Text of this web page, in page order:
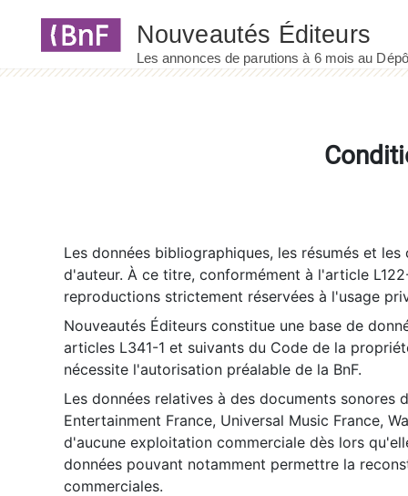
Les données bibliographiques, les résumés et
d'auteur. À ce titre, conformément à l'article
reproductions strictement réservées à l'usage
Nouveautés Éditeurs constitue une base de
articles L341-1 et suivants du Code de la
nécessite l'autorisation préalable de la BnF.
Les données relatives à des documents sonores
Entertainment France, Universal Music France,
d'aucune exploitation commerciale dès lors
données pouvant notamment permettre la
commerciales.